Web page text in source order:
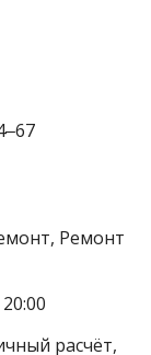
Ремонт
расчёт,